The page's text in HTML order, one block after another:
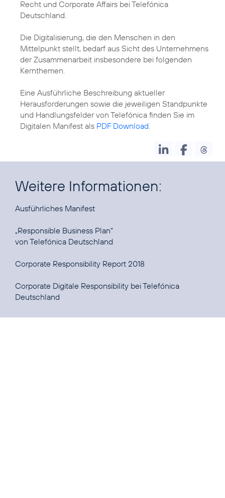
Recht und Corporate Affairs bei Telefónica
Deutschland.
Die Digitalisierung, die den Menschen in den
Mittelpunkt stellt, bedarf aus Sicht des Unternehmens
der Zusammenarbeit insbesondere bei folgenden
Kernthemen.
Eine Ausführliche Beschreibung aktueller
Herausforderungen sowie die jeweiligen Standpunkte
und Handlungsfelder von Telefónica finden Sie im
Digitalen Manifest als PDF Download
Weitere Informationen:
Ausführliches Manifest
„Responsible Business Plan“
von Telefónica Deutschland
Corporate Responsibility Report 2018
Corporate Digitale Responsibility bei Telefónica
Deutschland